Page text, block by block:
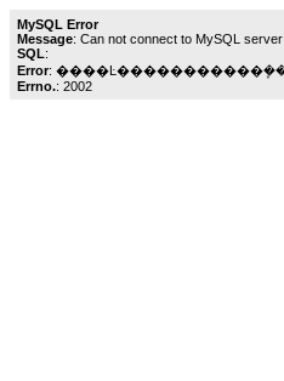
MySQL Error
Message: Can not connect to MySQL server
SQL:
Error
Errno.: 2002